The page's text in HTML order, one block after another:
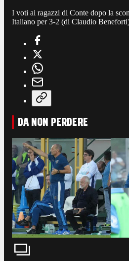
I voti ai ragazzi di Conte dopo la
Italiano per 3-2 (di Claudio
DA NON PERDERE